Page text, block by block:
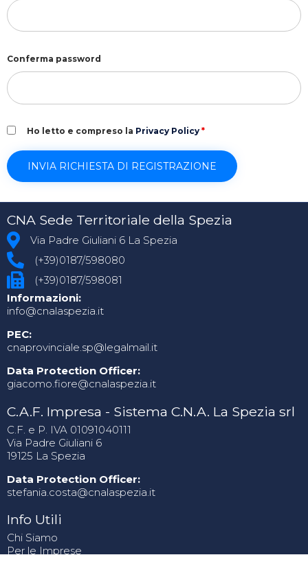
Conferma password
Ho letto e compreso la Privacy Policy *
CNA Sede Territoriale della Spezia
Via Padre Giuliani 6 La Spezia
(+39)0187/598080
(+39)0187/598081
Informazioni:
info@cnalaspezia.it
PEC:
cnaprovinciale.sp@legalmail.it
Data Protection Officer:
giacomo.fiore@cnalaspezia.it
C.A.F. Impresa - Sistema C.N.A. La Spezia srl
C.F. e P. IVA 01091040111
Via Padre Giuliani 6
19125 La Spezia
Data Protection Officer:
stefania.costa@cnalaspezia.it
Info Utili
Chi Siamo
Per le Imprese